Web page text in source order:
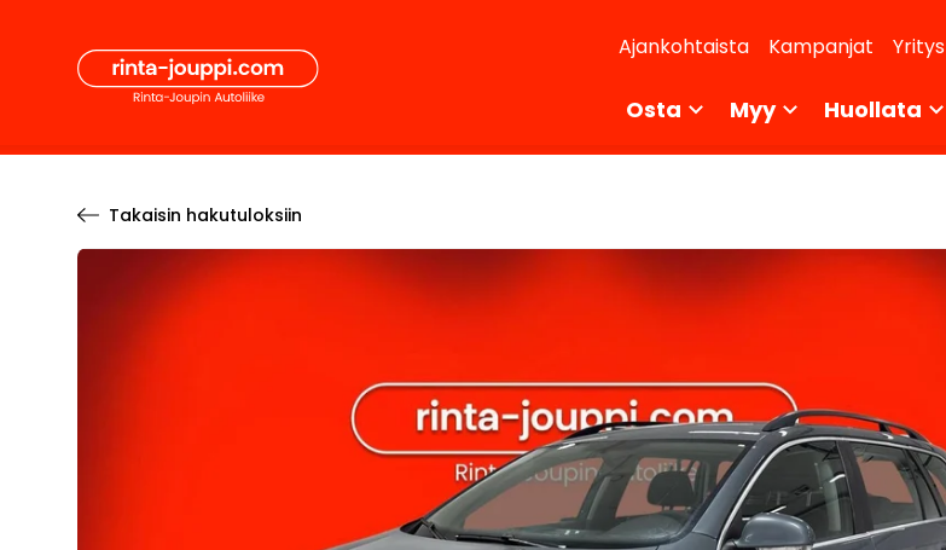
sisältöön
SecondaryAjankohtaista Kampanjat Yritys
Päävalikko
Osta Myy Huollata
Takaisin hakutuloksiin